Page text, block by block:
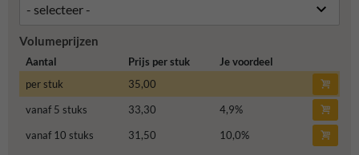
Volumeprijzen
Aantal Prijs per stuk
Je voordeel
per stuk
35,00
vanaf 5 stuks
33,30 4,9%
vanaf 10 stuks
31,50 10,0%